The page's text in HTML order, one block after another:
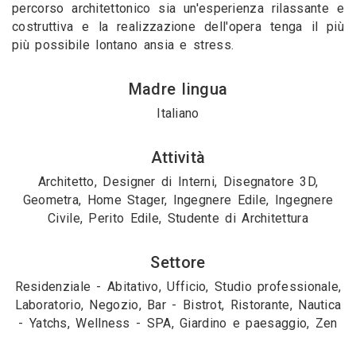
percorso architettonico sia un'esperienza rilassante e
costruttiva e la realizzazione dell'opera tenga il più
più possibile lontano ansia e stress.
Madre lingua
Italiano
Attività
Architetto, Designer di Interni, Disegnatore 3D,
Geometra, Home Stager, Ingegnere Edile, Ingegnere
Civile, Perito Edile, Studente di Architettura
Settore
Residenziale - Abitativo, Ufficio, Studio professionale,
Laboratorio, Negozio, Bar - Bistrot, Ristorante, Nautica
- Yatchs, Wellness - SPA, Giardino e paesaggio, Zen